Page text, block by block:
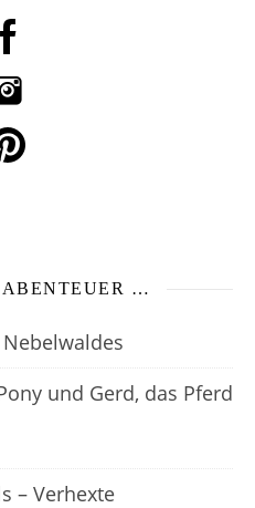
…
und Gerd, das Pferd
– Verhexte